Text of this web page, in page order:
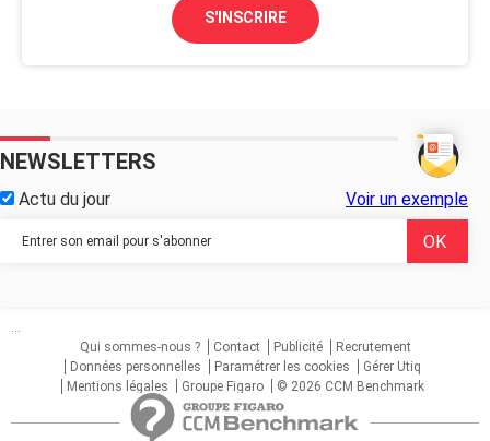
S'INSCRIRE
NEWSLETTERS
Actu du jour Voir un exemple
...
Qui sommes-nous ?
Contact Publicité
Recrutement
Données personnelles
Paramétrer les cookies
Gérer Utiq
Mentions légales
Groupe Figaro © 2026 CCM Benchmark